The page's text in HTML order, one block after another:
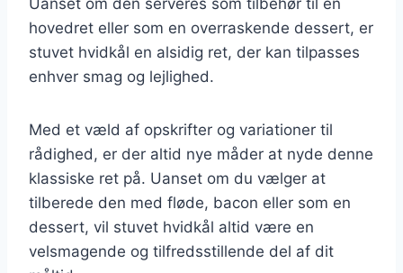
hovedret eller som en overraskende dessert, er
stuvet hvidkål en alsidig ret, der kan tilpasses
enhver smag og lejlighed.
Med et væld af opskrifter og variationer til
rådighed, er der altid nye måder at nyde denne
klassiske ret på. Uanset om du vælger at
tilberede den med fløde, bacon eller som en
dessert, vil stuvet hvidkål altid være en
velsmagende og tilfredsstillende del af dit